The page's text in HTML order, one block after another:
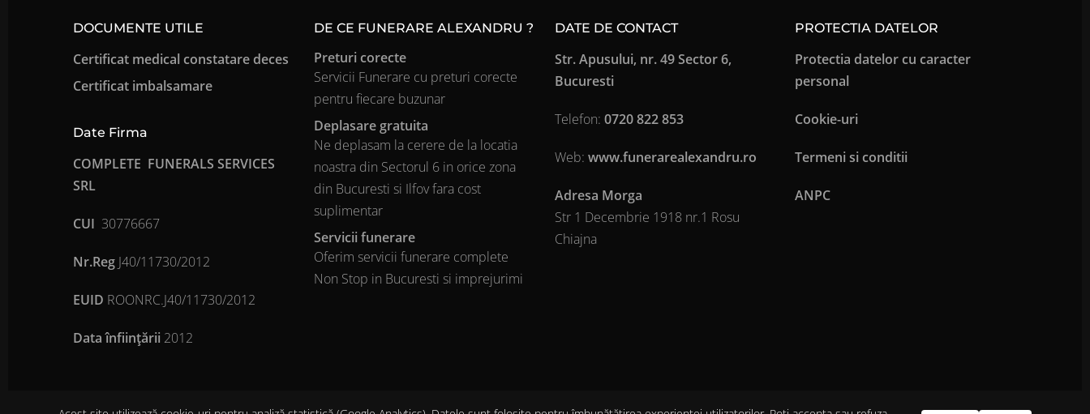
DOCUMENTE UTILE
Certificat medical constatare deces
Certificat imbalsamare
Date Firma
COMPLETE FUNERALS SERVICES
SRL
CUI 30776667
Nr.Reg J40/11730/2012
EUID ROONRC.J40/11730/2012
Data înfiinţării 2012
DE CE FUNERARE ALEXANDRU ?
Preturi corecte
Servicii Funerare cu preturi corecte
pentru fiecare buzunar
Deplasare gratuita
Ne deplasam la cerere de la locatia
noastra din Sectorul 6 in orice zona
din Bucuresti si Ilfov fara cost
suplimentar
Servicii funerare
Oferim servicii funerare complete
Non Stop in Bucuresti si imprejurimi
DATE DE CONTACT
Str. Apusului, nr. 49 Sector 6,
Bucuresti
Telefon: 0720 822 853
Web: www.funerarealexandru.ro
Adresa Morga
Str 1 Decembrie 1918 nr.1 Rosu
Chiajna
PROTECTIA DATELOR
Protectia datelor cu caracter
personal
Cookie-uri
Termeni si conditii
ANPC